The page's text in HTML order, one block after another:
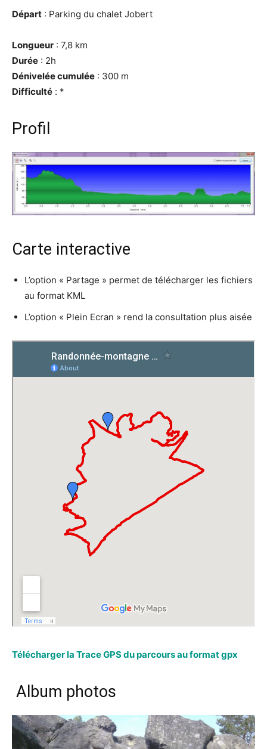
Départ : Parking du chalet Jobert
Longueur : 7,8 km
Durée : 2h
Dénivelée cumulée : 300 m
Difficulté : *
Profil
Carte interactive
L’option « Partage » permet de télécharger les fichiers
au format KML
L’option « Plein Ecran » rend la consultation plus aisée
Télécharger la Trace GPS du parcours au format gpx
Album photos